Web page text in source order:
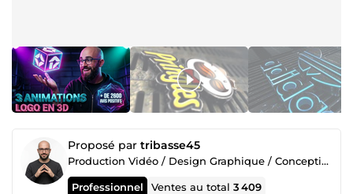
Proposé par tribasse45
Production Vidéo / Design Graphique / Conception Web / SEO
Professionnel Ventes au total3 409